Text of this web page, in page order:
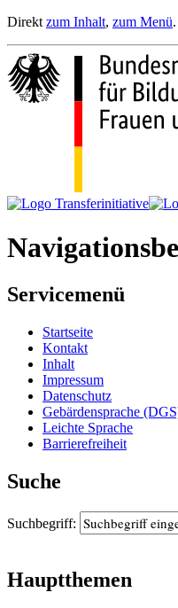
Direkt zum Inhalt, zum Menü.
Servicemenü
Startseite
Kontakt
Inhalt
Impressum
Datenschutz
Gebärdensprache
Leichte Sprache
Barrierefreiheit
Suche
Suchbegriff:
Hauptthemen